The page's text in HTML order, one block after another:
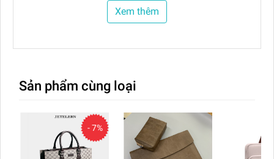
Kích thước túi: 45 x 31 x 12 cm |
Trọng lượng: 590g. Kích thước bên trong đựng
15.6 / 16 inch​ / 18L ~ (46.9 x 35.5 x 15cm)
Trọng lượng:310g.
Phong cách thời trang tối
giản
Xem thêm
Sản phẩm cùng loại
- 7%